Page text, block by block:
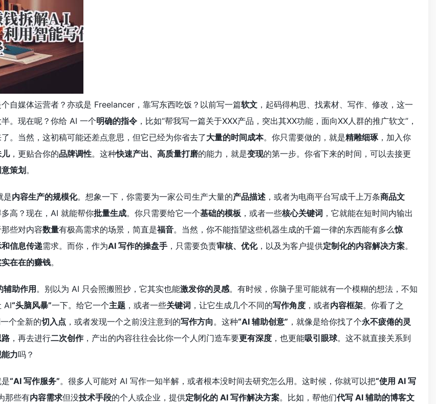
自媒体运营者？亦或是 Freelancer，靠写东西吃饭？以前写一篇软文 ，起码得构思、找素材、写作、修改，这一
。现在呢？你给 AI 一个明确的指令 ，比如“帮我写一篇关于XXX产品，突出其XX功能，面向XX人群的推广软文”，
。当然，这初稿可能还差点意思，但它已经为你省去了大量的时间成本。你只需要做的，就是精雕细琢，加入你
儿，更贴合你的品牌调性。这种快速产出、高质量打磨的能力，就是变现的第一步。你省下来的时间，可以去接更
策划 。
是内容生产的规模化。想象一下，你需要为一家公司生产大量的产品描述 ，或者为电商平台写成千上万条商品文
高？现在，AI 就能帮你批量生成。你只需要给它一个基础的模板 ，或者一些核心关键词 ，它就能在短时间内输出
些对内容数量有极高需求的场景，简直是福音。当然，你不能指望这些机器生成的千篇一律的东西能有多么惊
信息传递需求。而你，作为AI 写作的操盘手 ，只需要负责审核、优化，以及为客户提供定制化的内容解决方案。
在在的赚钱。
辅助作用。别以为 AI 只会照搬照抄，它其实也能激发你的灵感。有时候，你脑子里可能就有一个模糊的想法，不知
AI“头脑风暴”一下。给它一个主题 ，或者一些关键词 ，让它生成几个不同的写作角度 ，或者内容框架。你看了之
一个全新的切入点 ，或者发现一个之前没注意到的写作方向。这种“AI 辅助创意” ，就像是给你找了个永不疲倦的灵
，再去进行二次创作，产出的内容往往会比你一个人闭门造车要更有深度 ，也更能吸引眼球。这不就直接关系到
力吗？
是“AI 写作服务”。很多人可能对 AI 写作一知半解，或者根本没时间去研究怎么用。这时候，你就可以把“使用 AI 写
那些有内容需求但没技术手段的个人或企业，提供定制化的 AI 写作解决方案。比如，帮他们代写 AI 辅助的博客文